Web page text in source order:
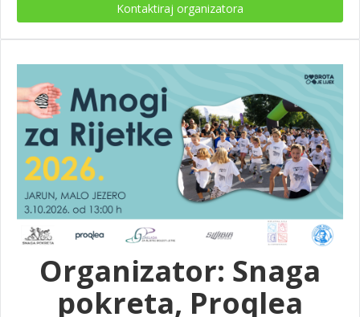
Kontaktiraj organizatora
Organizator: Snaga
pokreta, Proqlea